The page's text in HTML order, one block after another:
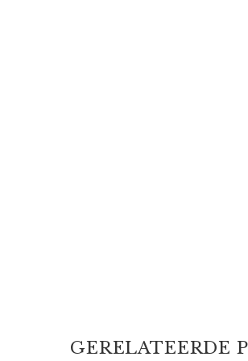
GERELATEERDE